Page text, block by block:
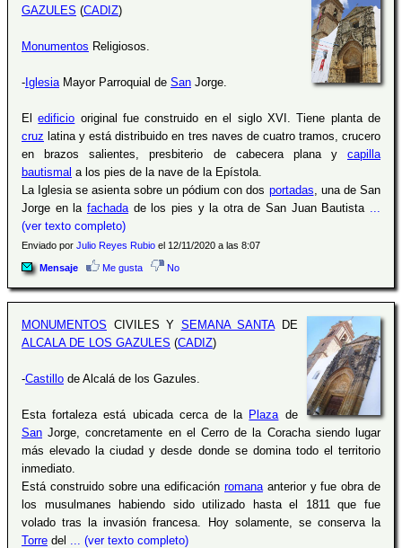
GAZULES (CADIZ)
Monumentos Religiosos.
- Iglesia Mayor Parroquial de San Jorge.
Eledificio original fue construido en el siglo XVI. Tiene planta de
cruz latina y está distribuido en tres naves de cuatro tramos, crucero
en brazos salientes, presbiterio de cabecera plana y capilla
bautismal a los pies de la nave de la Epístola.
La Iglesia se asienta sobre un pódium con dos portadas , una de San
Jorge en la fachadade los pies y la otra de San Juan Bautista
(ver texto completo)
Enviado por Julio Reyes Rubio el 12/11/2020 a las 8:07
Mensaje Me gusta No
MONUMENTOS CIVILES Y SEMANA SANTADE
ALCALA DE LOS GAZULES (CADIZ)
-Castillo de Alcalá de los Gazules.
Esta fortaleza está ubicada cerca de la Plaza de
San Jorge, concretamente en el Cerro de la Coracha siendo lugar
más elevado la ciudad y desde donde se domina todo el territorio
inmediato.
Está construido sobre una edificación romana anterior y fue obra de
los musulmanes habiendo sido utilizado hasta el 1811 que fue
volado tras la invasión francesa. Hoy solamente, se conserva la
Torre del ... (ver texto completo)